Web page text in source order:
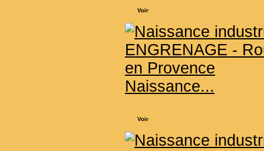
Voir
Naissance...
Voir